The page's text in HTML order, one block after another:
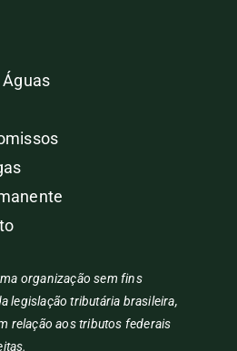
organização sem fins
legislação tributária brasileira,
relação aos tributos federais